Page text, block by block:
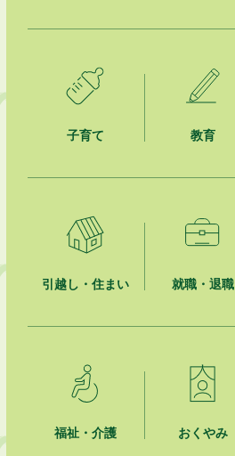
2026年8月6日
「お茶を知る・体験する講座」を開
催します
2026年8月5日
2026年8月5日
掛川市広告入り窓口封筒無償提供者
2026年8月4日
2026年8月4日
市民の勇気ある応急手当に感謝状を
贈呈しました
2026年8月4日
子育て 教育
引越し・住まい 就職・退職
福祉・介護 おくやみ